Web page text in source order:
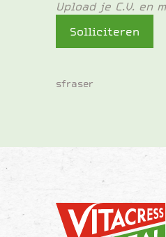
Upload je C.V. en
Solliciteren
sfraser